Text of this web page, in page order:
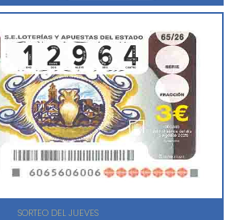
SORTEO DEL JUEVES